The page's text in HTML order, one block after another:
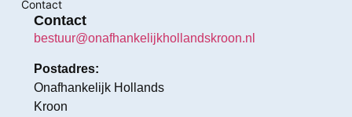
Contact
Contact
bestuur@onafhankelijkhollandskroon.nl
Postadres:
Onafhankelijk Hollands
Kroon